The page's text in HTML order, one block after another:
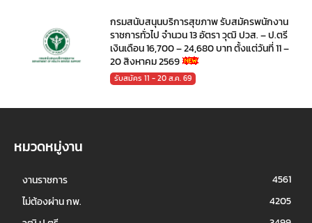
กรมสนับสนุนบริการสุขภาพ รับสมัครพนักงาน
ราชการทั่วไป จำนวน 13 อัตรา วุฒิ ปวส. – ป.ตรี
เงินเดือน 16,700 – 24,680 บาท ตั้งแต่วันที่ 11 –
20 สิงหาคม 2569
รับสมัคร 11 - 20 ส.ค. 69
หมวดหมู่งาน
งานราชการ
4561
ไม่ต้องผ่าน กพ.
4205